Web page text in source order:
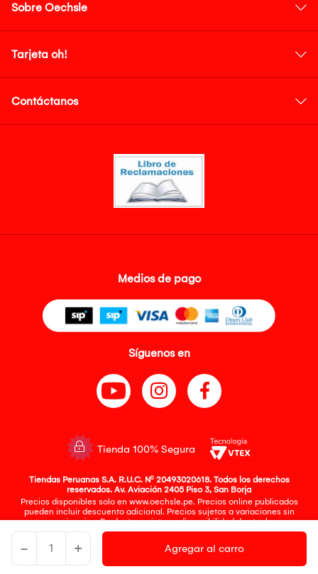
- + Agregar al carro
Sobre Oechsle
Tarjeta oh!
Contáctanos
Medios de pago
Síguenos en
Tienda 100% Segura
Tiendas Peruanas S.A. R.U.C. Nº 20493020618. Todos los derechos
reservados. Av. Aviación 2405 Piso 3, San Borja
Precios disponibles solo en www.oechsle.pe. Precios online publicados
pueden incluir descuento adicional. Precios sujetos a variaciones sin
previo aviso. Productos sujetos a disponibilidad de stock
El Oficial de Protección de Datos Personales de Tiendas Peruanas S.A.
Zegarra identificado con D.N.I. N° 45218133, cuyo correo corporativo de
contacto es